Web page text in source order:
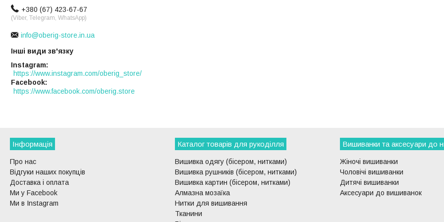
+380 (67) 423-67-67
(Viber, Telegram, WhatsApp)
info@oberig-store.in.ua
Інші види зв'язку
Instagram
https://www.instagram.com/oberig_store/
Facebook
https://www.facebook.com/oberig.store
Інформація
Про нас
Відгуки наших покупців
Доставка і оплата
Ми у Facebook
Ми в Instagram
Каталог товарів для рукоділля
Вишивка одягу (бісером, нитками)
Вишивка рушників (бісером, нитками)
Вишивка картин (бісером, нитками)
Алмазна мозаїка
Нитки для вишивання
Тканини
Вишиванки та аксесуари до
Жіночі вишиванки
Чоловічі вишиванки
Дитячі вишиванки
Аксесуари до вишиванок